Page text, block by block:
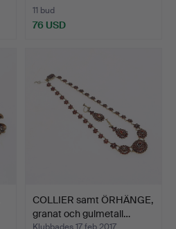
11 bud
76 USD
COLLIER samt ÖRHÄNGE,
granat och gulmetall…
Klubbades 17 feb 2017